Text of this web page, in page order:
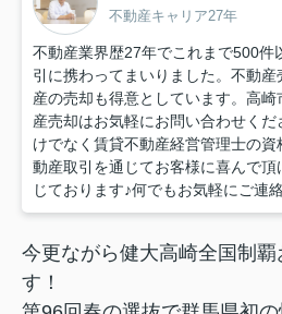
不動産キャリア27年
不動産業界歴27年でこれまで500件
引に携わってまいりました。不動
産の売却も得意としています。高
産売却はお気軽にお問い合わせく
けでなく賃貸不動産経営管理士の
動産取引を通じてお客様に喜んで
じております♪何でもお気軽にご連
今更ながら健大高崎全国制覇
す！